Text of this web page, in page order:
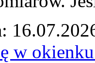
w